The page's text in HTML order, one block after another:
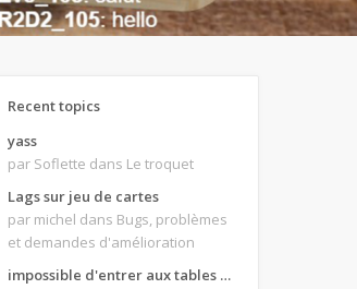
Recent topics
yass
par Soflette dans Le troquet
Lags sur jeu de cartes
par michel dans Bugs, problèmes
et demandes d'amélioration
impossible d'entrer aux tables de jeux